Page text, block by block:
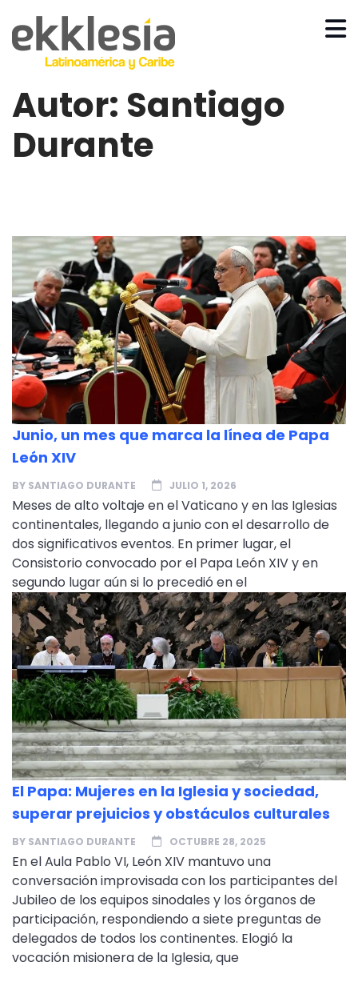
Autor: Santiago
Durante
Junio, un mes que marca la línea de Papa
León XIV
BY SANTIAGO DURANTE JULIO 1, 2026
Meses de alto voltaje en el Vaticano y en las Iglesias
continentales, llegando a junio con el desarrollo de
dos significativos eventos. En primer lugar, el
Consistorio convocado por el Papa León XIV y en
segundo lugar aún si lo precedió en el
El Papa: Mujeres en la Iglesia y sociedad,
superar prejuicios y obstáculos culturales
BY SANTIAGO DURANTE OCTUBRE 28, 2025
En el Aula Pablo VI, León XIV mantuvo una
conversación improvisada con los participantes del
Jubileo de los equipos sinodales y los órganos de
participación, respondiendo a siete preguntas de
delegados de todos los continentes. Elogió la
vocación misionera de la Iglesia, que